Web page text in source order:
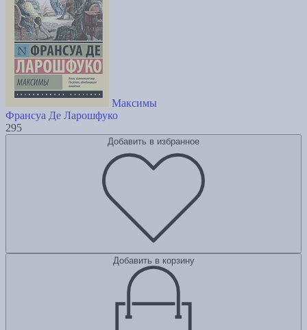
Максимы
Франсуа Де Ларошфуко
295
Добавить в избранное
Добавить в корзину